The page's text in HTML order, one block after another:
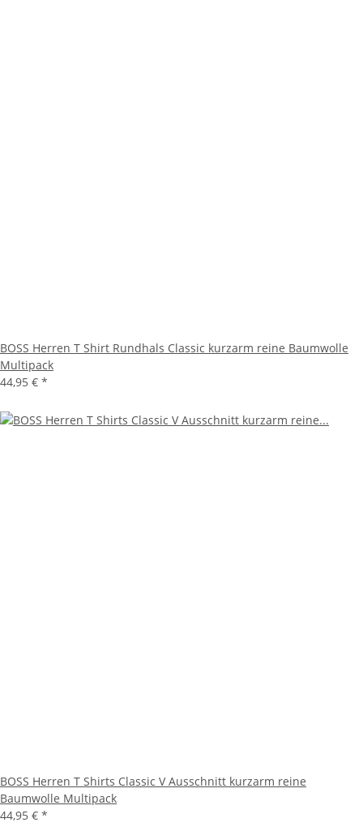
BOSS Herren T Shirt Rundhals Classic kurzarm reine Baumwolle
Multipack
44,95 € *
BOSS Herren T Shirts Classic V Ausschnitt kurzarm reine
Baumwolle Multipack
44,95 € *